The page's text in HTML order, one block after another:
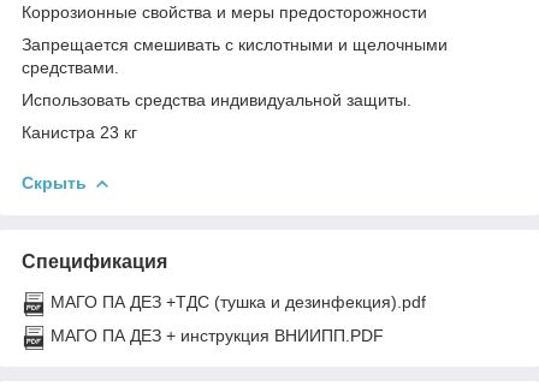
Коррозионные свойства и меры предосторожности
Запрещается смешивать с кислотными и щелочными
средствами.
Использовать средства индивидуальной защиты.
Канистра 23 кг
Скрыть
Спецификация
МАГО ПА ДЕЗ +ТДС (тушка и дезинфекция).pdf
МАГО ПА ДЕЗ + инструкция ВНИИПП.PDF